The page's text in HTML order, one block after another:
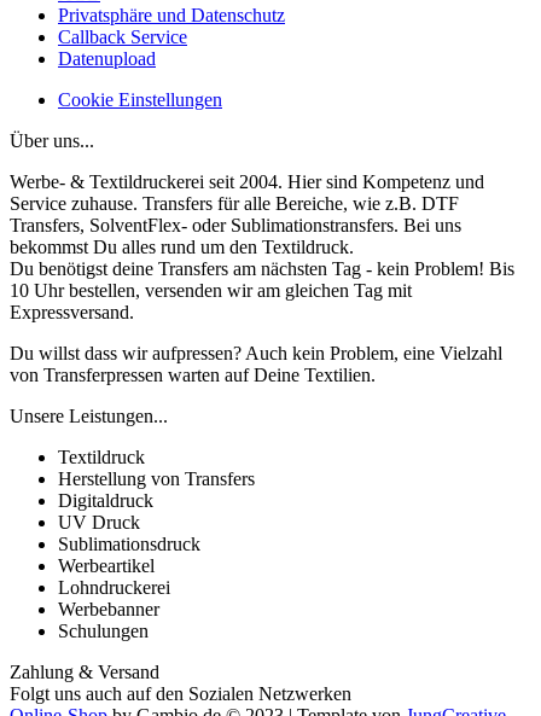
Privatsphäre und Datenschutz
Callback Service
Datenupload
Cookie Einstellungen
Über uns...
Werbe- & Textildruckerei seit 2004. Hier sind Kompetenz und
Service zuhause. Transfers für alle Bereiche, wie z.B. DTF
Transfers, SolventFlex- oder Sublimationstransfers. Bei uns
bekommst Du alles rund um den Textildruck.
Du benötigst deine Transfers am nächsten Tag - kein Problem! Bis
10 Uhr bestellen, versenden wir am gleichen Tag mit
Expressversand.
Du willst dass wir aufpressen? Auch kein Problem, eine Vielzahl
von Transferpressen warten auf Deine Textilien.
Unsere Leistungen...
Textildruck
Herstellung von Transfers
Digitaldruck
UV Druck
Sublimationsdruck
Werbeartikel
Lohndruckerei
Werbebanner
Schulungen
Zahlung & Versand
Folgt uns auch auf den Sozialen Netzwerken